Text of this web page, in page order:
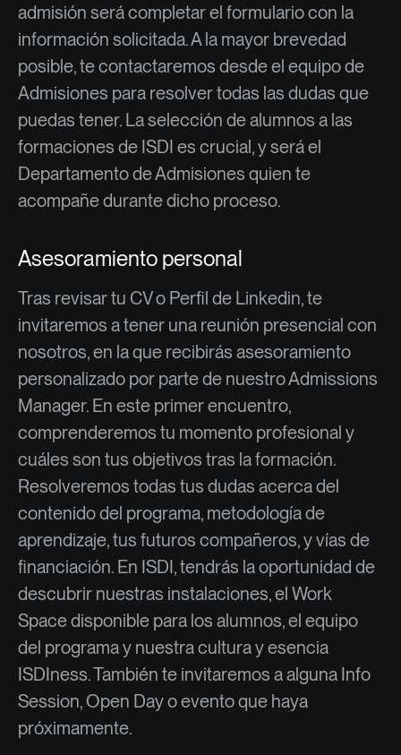
admisión será completar el formulario con la
información solicitada. A la mayor brevedad
posible, te contactaremos desde el equipo de
Admisiones para resolver todas las dudas que
puedas tener. La selección de alumnos a las
formaciones de ISDI es crucial, y será el
Departamento de Admisiones quien te
acompañe durante dicho proceso.
Asesoramiento personal
Tras revisar tu CV o Perfil de Linkedin, te
invitaremos a tener una reunión presencial con
nosotros, en la que recibirás asesoramiento
personalizado por parte de nuestro Admissions
Manager. En este primer encuentro,
comprenderemos tu momento profesional y
cuáles son tus objetivos tras la formación.
Resolveremos todas tus dudas acerca del
contenido del programa, metodología de
aprendizaje, tus futuros compañeros, y vías de
financiación. En ISDI, tendrás la oportunidad de
descubrir nuestras instalaciones, el Work
Space disponible para los alumnos, el equipo
del programa y nuestra cultura y esencia
ISDIness. También te invitaremos a alguna Info
Session, Open Day o evento que haya
próximamente.